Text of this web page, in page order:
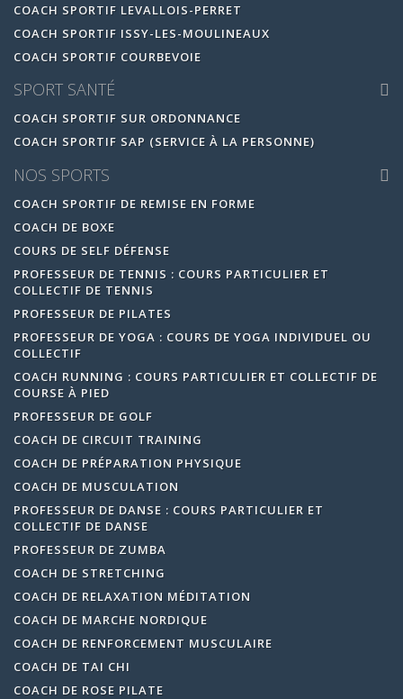
COACH SPORTIF LEVALLOIS-PERRET
COACH SPORTIF ISSY-LES-MOULINEAUX
COACH SPORTIF COURBEVOIE
SPORT SANTÉ
COACH SPORTIF SUR ORDONNANCE
COACH SPORTIF SAP (SERVICE À LA PERSONNE)
NOS SPORTS
COACH SPORTIF DE REMISE EN FORME
COACH DE BOXE
COURS DE SELF DÉFENSE
PROFESSEUR DE TENNIS : COURS PARTICULIER ET
COLLECTIF DE TENNIS
PROFESSEUR DE PILATES
PROFESSEUR DE YOGA : COURS DE YOGA INDIVIDUEL OU
COLLECTIF
COACH RUNNING : COURS PARTICULIER ET COLLECTIF DE
COURSE À PIED
PROFESSEUR DE GOLF
COACH DE CIRCUIT TRAINING
COACH DE PRÉPARATION PHYSIQUE
COACH DE MUSCULATION
PROFESSEUR DE DANSE : COURS PARTICULIER ET
COLLECTIF DE DANSE
PROFESSEUR DE ZUMBA
COACH DE STRETCHING
COACH DE RELAXATION MÉDITATION
COACH DE MARCHE NORDIQUE
COACH DE RENFORCEMENT MUSCULAIRE
COACH DE TAI CHI
COACH DE ROSE PILATE